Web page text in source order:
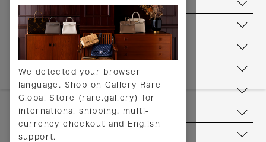
We detected your browser
language. Shop on Gallery Rare
Global Store (rare.gallery) for
international shipping, multi-
currency checkout and English
support.
お支払いについて
配送について
送料について
返品について
ヘルプ
お問い合わせ